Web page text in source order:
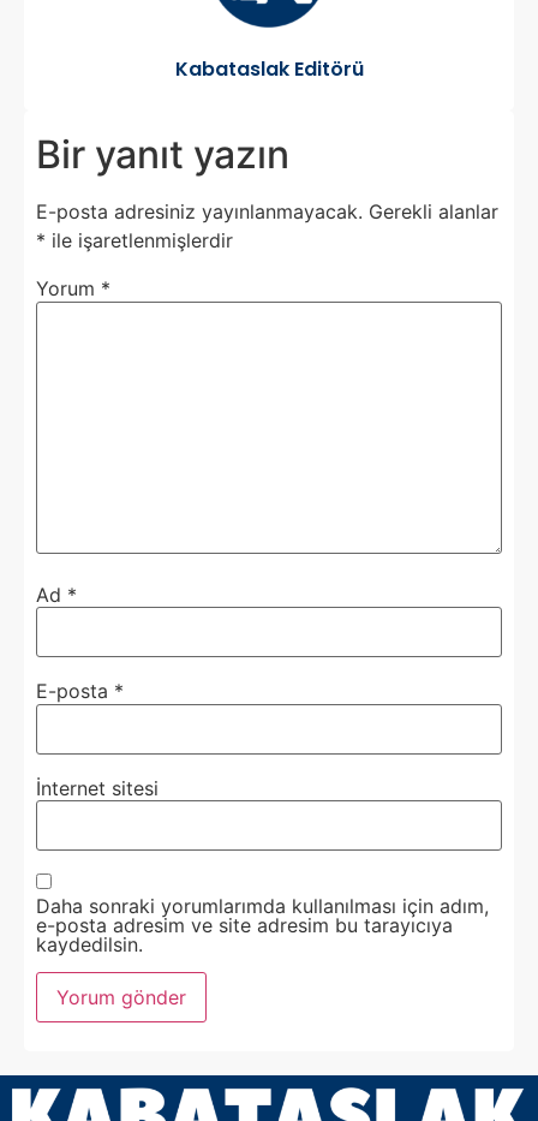
Kabataslak Editörü
Bir yanıt yazın
E-posta adresiniz yayınlanmayacak. Gerekli alanlar
* ile işaretlenmişlerdir
Yorum *
Ad *
E-posta *
İnternet sitesi
Daha sonraki yorumlarımda kullanılması için adım,
e-posta adresim ve site adresim bu tarayıcıya
kaydedilsin.